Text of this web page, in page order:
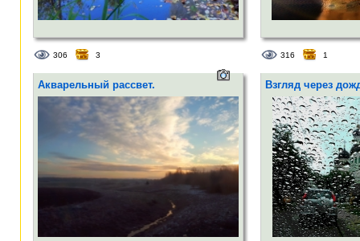
306 3 316 1
Акварельный рассвет. Взгляд через